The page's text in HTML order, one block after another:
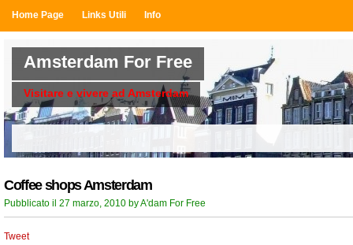
Home Page Links Utili Info
Amsterdam For Free
Visitare e vivere ad Amsterdam
Coffee shops Amsterdam
Pubblicato il 27 marzo, 2010 by A'dam For Free
Tweet